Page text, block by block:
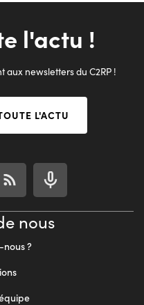
l'actu !
aux newsletters du C2RP !
L'ACTU
nous
nous ?